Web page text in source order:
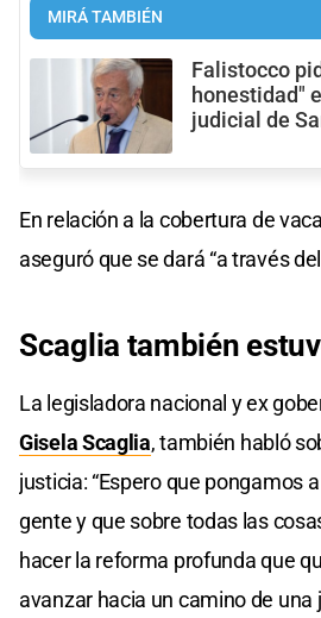
MIRÁ TAMBIÉN
Falistocco
honestidad"
judicial de
En relación a la cobertura de
aseguró que se dará “a través
Scaglia también
La legisladora nacional y ex
Gisela Scaglia, también habló
justicia: “Espero que pongamos
gente y que sobre todas las
hacer la reforma profunda que
avanzar hacia un camino de una